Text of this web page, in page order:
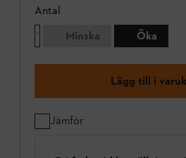
Antal
Minska
Öka
Lägg till i
Jämför